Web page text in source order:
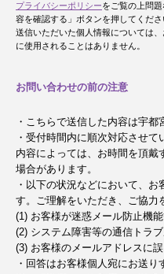
プライバシーポリシーをご覧の上問
容を確認する」ボタンを押してくださ
送信いただいた個人情報については
に使用されることはありません。
お問い合わせの前の注意
・こちらで送信した内容は宇都
・受付時間内に順次対応させ
内容によっては、お時間を頂
場合があります。
・以下の状況などにおいて、
す。ご理解をいただき、ご協力
(1) お客様が迷惑メール防止機
(2) システム障害等の通信トラ
(3) お客様のメールアドレスに
・回答はお客様個人宛にお送